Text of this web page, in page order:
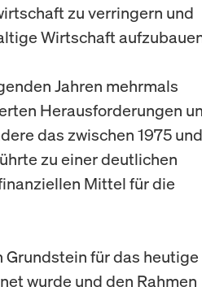
zu verringern und
Wirtschaft
Jahren mehrmals
Herausforderungen
das zwischen 1975 und
zu einer deutlichen
Mittel für die
für das heutige
wurde und den Rahmen